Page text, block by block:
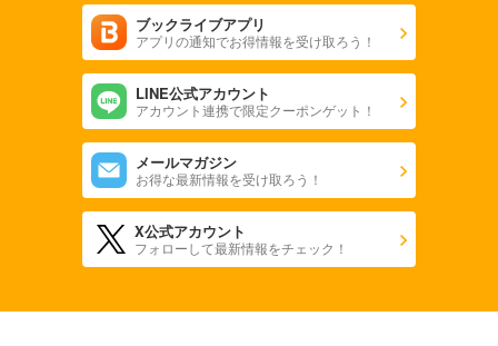
ブックライブアプリ
アプリの通知でお得情報を受け取ろう！
LINE公式アカウント
アカウント連携で限定クーポンゲット！
メールマガジン
お得な最新情報を受け取ろう！
X公式アカウント
フォローして最新情報をチェック！